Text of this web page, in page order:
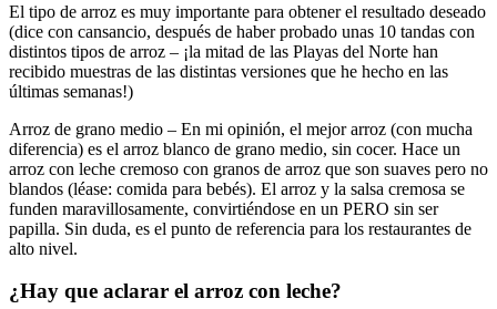
El tipo de arroz es muy importante para obtener el resultado deseado
(dice con cansancio, después de haber probado unas 10 tandas con
distintos tipos de arroz – ¡la mitad de las Playas del Norte han
recibido muestras de las distintas versiones que he hecho en las
últimas semanas!)
Arroz de grano medio – En mi opinión, el mejor arroz (con mucha
diferencia) es el arroz blanco de grano medio, sin cocer. Hace un
arroz con leche cremoso con granos de arroz que son suaves pero no
blandos (léase: comida para bebés). El arroz y la salsa cremosa se
funden maravillosamente, convirtiéndose en un PERO sin ser
papilla. Sin duda, es el punto de referencia para los restaurantes de
alto nivel.
¿Hay que aclarar el arroz con leche?